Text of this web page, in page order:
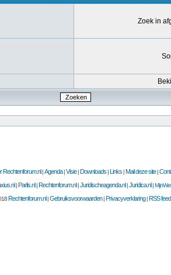
Zoek in
Rechtenforum.nl |Agenda|Visie|Downloads |Links |Mail deze site|
|Parlis.nl |Rechtenforum.nl |Juridischeagenda.nl |Juridica.nl |
Rechtenforum.nl|Gebruiksvoorwaarden|Privacyverklaring|RSS